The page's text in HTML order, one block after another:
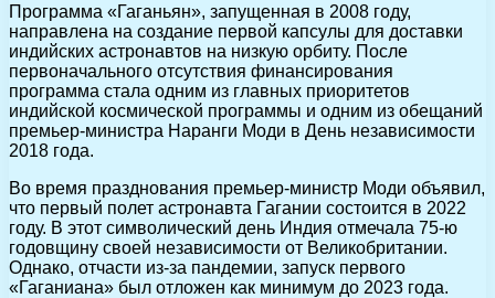
Программа «Гаганьян», запущенная в 2008 году,
направлена на создание первой капсулы для доставки
индийских астронавтов на низкую орбиту. После
первоначального отсутствия финансирования
программа стала одним из главных приоритетов
индийской космической программы и одним из обещаний
премьер-министра Наранги Моди в День независимости
2018 года.
Во время празднования премьер-министр Моди объявил,
что первый полет астронавта Гагании состоится в 2022
году. В этот символический день Индия отмечала 75-ю
годовщину своей независимости от Великобритании.
Однако, отчасти из-за пандемии, запуск первого
«Гаганиана» был отложен как минимум до 2023 года.